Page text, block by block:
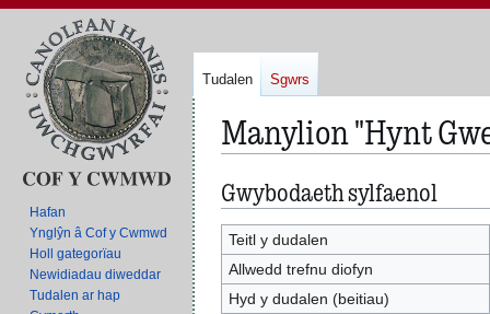
Manylion "Hynt
Neidio
i'r
panel
llywio
Neidio
i'r
bar
chwilio
Gwybodaeth sylfaenol
Teitl y dudalen
Allwedd trefnu diofyn
Hyd y dudalen (beitiau)
Tudalen Sgwrs
Hafan
Ynglŷn â Cof y Cwmwd
Holl gategorïau
Newidiadau diweddar
Tudalen ar hap